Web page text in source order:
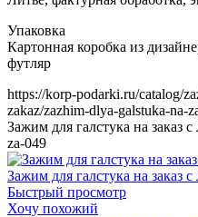
https://korp-podarki.ru/catalog/
zakaz/zazhim-dlya-galstuka-na-
Зажим для галстука на заказ
za-049
Зажим для галстука на заказ
Быстрый просмотр
Хочу похожий